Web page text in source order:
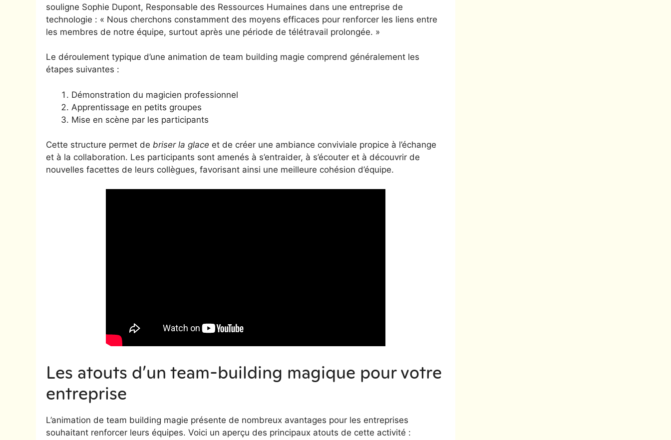
souligne Sophie Dupont, Responsable des Ressources Humaines dans une entreprise de
technologie : « Nous cherchons constamment des moyens efficaces pour renforcer les liens entre
les membres de notre équipe, surtout après une période de télétravail prolongée. »
Le déroulement typique d’une animation de team building magie comprend généralement les
étapes suivantes :
Démonstration du magicien professionnel
Apprentissage en petits groupes
Mise en scène par les participants
Cette structure permet de briser la glace et de créer une ambiance conviviale propice à l’échange
et à la collaboration. Les participants sont amenés à s’entraider, à s’écouter et à découvrir de
nouvelles facettes de leurs collègues, favorisant ainsi une meilleure cohésion d’équipe.
Les atouts d’un team-building magique pour votre
entreprise
L’animation de team building magie présente de nombreux avantages pour les entreprises
souhaitant renforcer leurs équipes. Voici un aperçu des principaux atouts de cette activité :